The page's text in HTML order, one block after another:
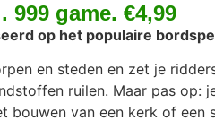
999 game. €4,99
op het populaire
en steden en zet je
ruilen. Maar pas op:
bouwen van een kerk of een